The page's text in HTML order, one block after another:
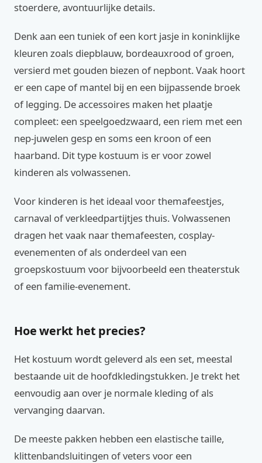
stoerdere, avontuurlijke details.
Denk aan een tuniek of een kort jasje in koninklijke
kleuren zoals diepblauw, bordeauxrood of groen,
versierd met gouden biezen of nepbont. Vaak hoort
er een cape of mantel bij en een bijpassende broek
of legging. De accessoires maken het plaatje
compleet: een speelgoedzwaard, een riem met een
nep-juwelen gesp en soms een kroon of een
haarband. Dit type kostuum is er voor zowel
kinderen als volwassenen.
Voor kinderen is het ideaal voor themafeestjes,
carnaval of verkleedpartijtjes thuis. Volwassenen
dragen het vaak naar themafeesten, cosplay-
evenementen of als onderdeel van een
groepskostuum voor bijvoorbeeld een theaterstuk
of een familie-evenement.
Hoe werkt het precies?
Het kostuum wordt geleverd als een set, meestal
bestaande uit de hoofdkledingstukken. Je trekt het
eenvoudig aan over je normale kleding of als
vervanging daarvan.
De meeste pakken hebben een elastische taille,
klittenbandsluitingen of veters voor een